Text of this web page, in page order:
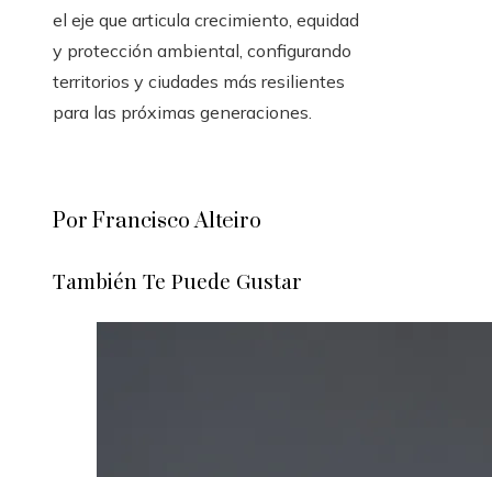
el eje que articula crecimiento, equidad
y protección ambiental, configurando
territorios y ciudades más resilientes
para las próximas generaciones.
Por Francisco Alteiro
También Te Puede Gustar